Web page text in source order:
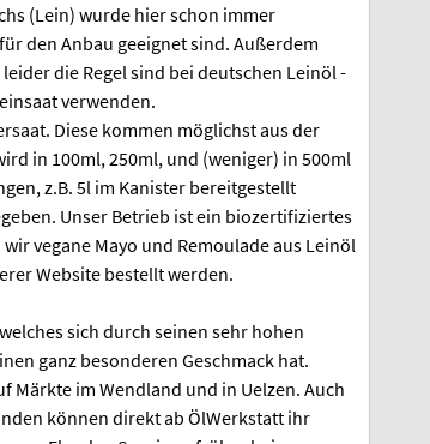
(Lein) wurde hier schon immer
den Anbau geeignet sind. Außerdem
die Regel sind bei deutschen Leinöl -
verwenden.
Diese kommen möglichst aus der
in 100ml, 250ml, und (weniger) in 500ml
z.B. 5l im Kanister bereitgestellt
Unser Betrieb ist ein biozertifiziertes
vegane Mayo und Remoulade aus Leinöl
Website bestellt werden.
sich durch seinen sehr hohen
ganz besonderen Geschmack hat.
Märkte im Wendland und in Uelzen. Auch
können direkt ab ÖlWerkstatt ihr